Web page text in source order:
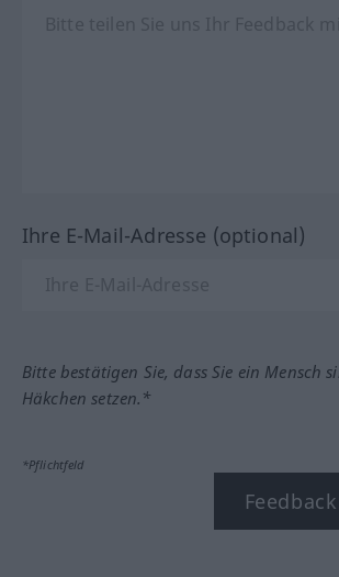
Ihre E-Mail-Adresse (optional)
Bitte bestätigen Sie, dass Sie ein Mensch
Häkchen setzen.*
*Pflichtfeld